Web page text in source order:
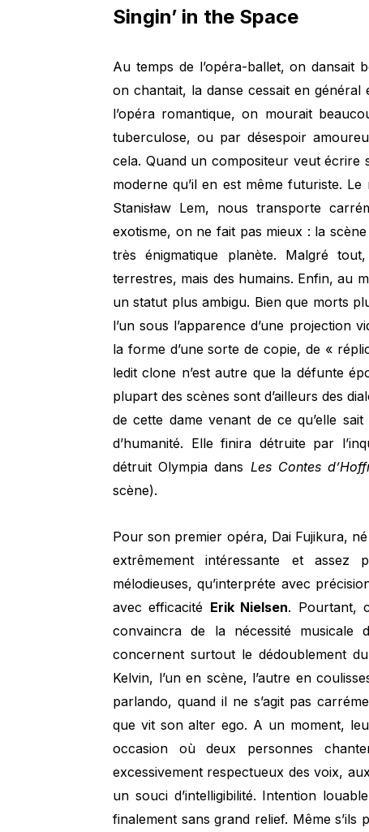
Singin’ in the Space
Au temps de l’opéra-ballet, on dansait
on chantait, la danse cessait en
l’opéra romantique, on mourait
tuberculose, ou par désespoir
cela. Quand un compositeur veut
moderne qu’il en est même futuriste. Le
Stanisław Lem, nous transporte
exotisme, on ne fait pas mieux : la
très énigmatique planète. Malgré
terrestres, mais des humains. Enfin, au
un statut plus ambigu. Bien que morts
l’un sous l’apparence d’une projection
la forme d’une sorte de copie, de «
ledit clone n’est autre que la défunte
plupart des scènes sont d’ailleurs des
de cette dame venant de ce qu’elle
d’humanité. Elle finira détruite par
détruit Olympia dans Les Contes
scène).
Pour son premier opéra, Dai Fujikura,
extrêmement intéressante et assez
mélodieuses, qu’interpréte avec
avec efficacité Erik Nielsen. Pourtant,
convaincra de la nécessité musicale
concernent surtout le dédoublement
Kelvin, l’un en scène, l’autre en
parlando, quand il ne s’agit pas
que vit son alter ego. A un moment,
occasion où deux personnes
excessivement respectueux des voix,
un souci d’intelligibilité. Intention
finalement sans grand relief. Même